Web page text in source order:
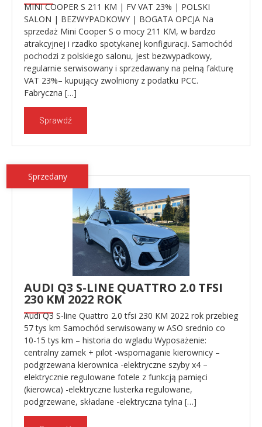
MINI COOPER S 211 KM | FV VAT 23% | POLSKI
SALON | BEZWYPADKOWY | BOGATA OPCJA Na
sprzedaż Mini Cooper S o mocy 211 KM, w bardzo
atrakcyjnej i rzadko spotykanej konfiguracji. Samochód
pochodzi z polskiego salonu, jest bezwypadkowy,
regularnie serwisowany i sprzedawany na pełną fakturę
VAT 23%– kupujący zwolniony z podatku PCC.
Fabryczna […]
Sprawdź
Sprzedany
AUDI Q3 S-LINE QUATTRO 2.0 TFSI
230 KM 2022 ROK
Audi Q3 S-line Quattro 2.0 tfsi 230 KM 2022 rok przebieg
57 tys km Samochód serwisowany w ASO srednio co
10-15 tys km – historia do wgladu Wyposażenie:
centralny zamek + pilot -wspomaganie kierownicy –
podgrzewana kierownica -elektryczne szyby x4 –
elektrycznie regulowane fotele z funkcją pamięci
(kierowca) -elektryczne lusterka regulowane,
podgrzewane, składane -elektryczna tylna […]